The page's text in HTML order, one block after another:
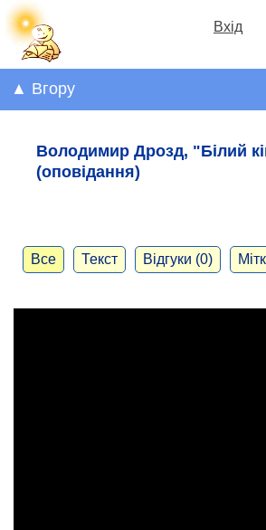
Вхід
▲ Вгору
Володимир Дрозд, "Білий
(оповідання)
Все Текст Відгуки (0)